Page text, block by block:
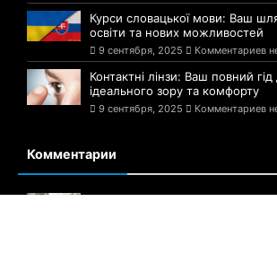
Курси словацької мови: Ваш
освіти та нових можливостей
9 сентября, 2025 Комментариев
Контактні лінзи: Ваш повний гід
ідеального зору та комфорту
9 сентября, 2025 Комментариев
Комментарии